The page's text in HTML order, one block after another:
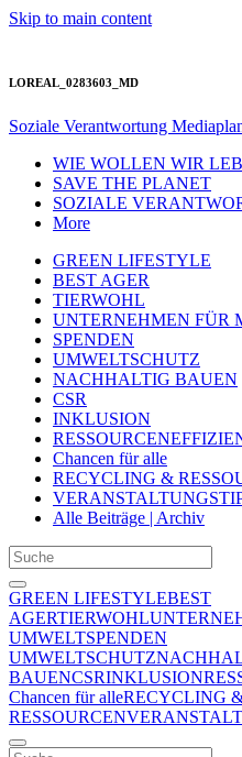
Skip to main content
LOREAL_0283603_MD
Soziale Verantwortung
WIE WOLLEN WIR
SAVE THE PLANET
SOZIALE
More
GREEN LIFESTYLE
BEST AGER
TIERWOHL
UNTERNEHMEN FÜR
SPENDEN
UMWELTSCHUTZ
NACHHALTIG BAUEN
CSR
INKLUSION
Chancen für alle
RECYCLING &
Alle Beiträge | Archiv
GREEN LIFESTYLEBEST
AGERTIERWOHL
UMWELTSPENDEN
UMWELTSCHUTZ
BAUENCSRINKLUSION
Chancen für alleRECYCLING
RESSOURCEN